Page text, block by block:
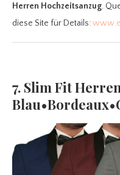
Herren Hochzeitsanzug.
diese Site für Details:
7. Slim Fit